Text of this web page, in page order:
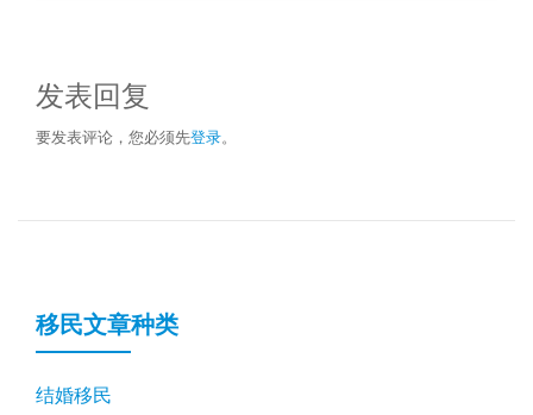
发表回复
要发表评论，您必须先登录。
移民文章种类
结婚移民